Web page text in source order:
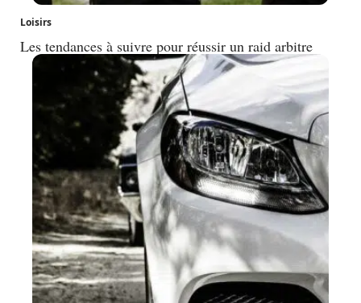
Loisirs
Les tendances à suivre pour réussir un raid arbitre